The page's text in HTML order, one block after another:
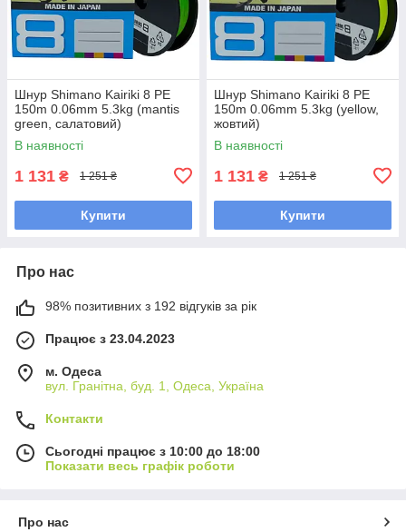
Шнур Shimano Kairiki 8 PE
150m 0.06mm 5.3kg (mantis
green, салатовий)
В наявності
1 131 ₴ 1 251 ₴
Купити
Шнур Shimano Kairiki 8 PE
150m 0.06mm 5.3kg (yellow,
жовтий)
В наявності
1 131 ₴ 1 251 ₴
Купити
Про нас
98% позитивних з 192 відгуків за рік
Працює з 23.04.2023
м. Одеса
вул. Гранітна, буд. 1, Одеса, Україна
Контакти
Сьогодні працює з 10:00 до 18:00
Показати весь графік роботи
Про нас